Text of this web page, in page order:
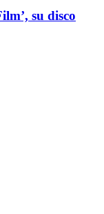
su disco